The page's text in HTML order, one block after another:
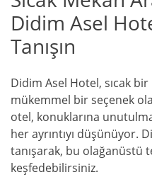
Didim Asel
Tanışın
Didim Asel Hotel, sıcak
mükemmel bir seçenek
otel, konuklarına
her ayrıntıyı düşünüyor.
tanışarak, bu olağanüstü
keşfedebilirsiniz.